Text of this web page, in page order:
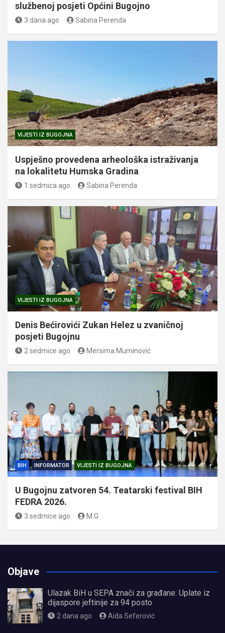
službenoj posjeti Općini Bugojno
3 dana ago Sabina Perenda
VIJESTI IZ BUGOJNA
Uspješno provedena arheološka istraživanja
na lokalitetu Humska Gradina
1 sedmica ago Sabina Perenda
VIJESTI IZ BUGOJNA
Denis Bećirovići Zukan Helez u zvaničnoj
posjeti Bugojnu
2 sedmice ago Mersima Muminović
BIH INFORMATOR VIJESTI IZ BUGOJNA
U Bugojnu zatvoren 54. Teatarski festival BIH
FEDRA 2026.
3 sedmice ago M.G.
Objave
Ulazak BiH u SEPA znači za građane: Uplate iz
dijaspore jeftinije za 94 posto
2 dana ago Aida Seferović